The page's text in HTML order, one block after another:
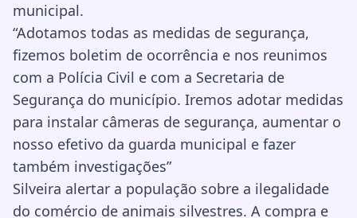
municipal.
“Adotamos todas as medidas de segurança,
fizemos boletim de ocorrência e nos reunimos
com a Polícia Civil e com a Secretaria de
Segurança do município. Iremos adotar medidas
para instalar câmeras de segurança, aumentar o
nosso efetivo da guarda municipal e fazer
também investigações”
Silveira alertar a população sobre a ilegalidade
do comércio de animais silvestres. A compra e